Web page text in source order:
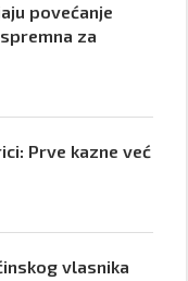
povećanje
za
Prve kazne već
vlasnika